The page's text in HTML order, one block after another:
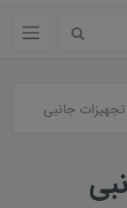
تجهیزات جانبی